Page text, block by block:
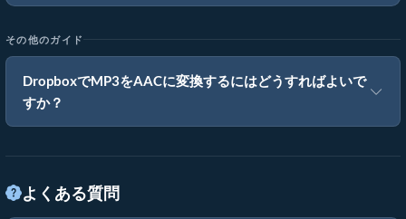
その他のガイド
DropboxでMP3をAACに変換するにはどうすればよいで
すか？
よくある質問